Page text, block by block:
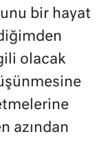
bir hayat
olacak
azından